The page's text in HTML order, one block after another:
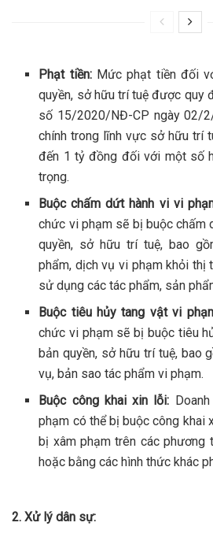
Phạt tiền:Mức phạt tiền đối
quyền, sở hữu trí tuệ được quy
số 15/2020/NĐ-CP ngày 02/
chính trong lĩnh vực sở hữu trí
đến 1 tỷ đồng đối với một số
trọng.
Buộc chấm dứt hành vi vi
chức vi phạm sẽ bị buộc chấm
quyền, sở hữu trí tuệ, bao
phẩm, dịch vụ vi phạm khỏi thị
sử dụng các tác phẩm, sản
Buộc tiêu hủy tang vật vi
chức vi phạm sẽ bị buộc tiêu
bản quyền, sở hữu trí tuệ, bao
vụ, bản sao tác phẩm vi phạm.
Buộc công khai xin lỗi:
phạm có thể bị buộc công khai
bị xâm phạm trên các phương
hoặc bằng các hình thức khác
2. Xử lý dân sự: